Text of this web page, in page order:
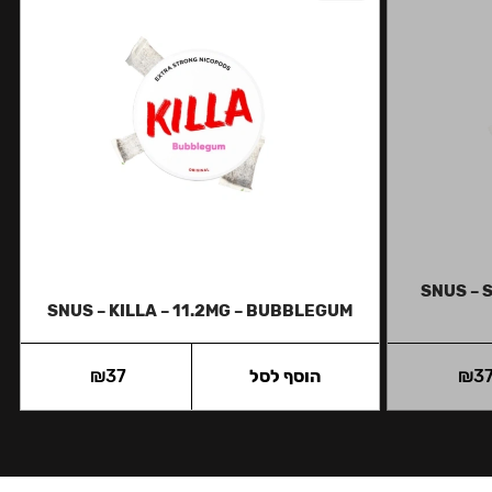
SNUS –
₪
SNUS – KILLA – 11.2MG – BUBBLEGUM
₪37 הוסף לסל